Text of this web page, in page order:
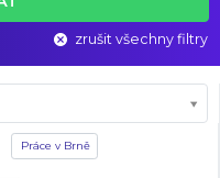
zrušit všechny filtry
Práce v Brně